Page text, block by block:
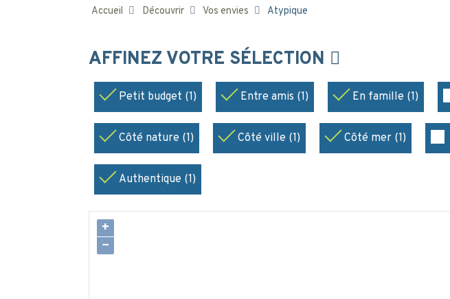
Accueil Découvrir Vos envies Atypique
AFFINEZ VOTRE SÉLECTION
Petit budget (1) Entre amis (1) En famille (1)
Côté nature (1) Côté ville (1) Côté mer (1)
Authentique (1)
+
−